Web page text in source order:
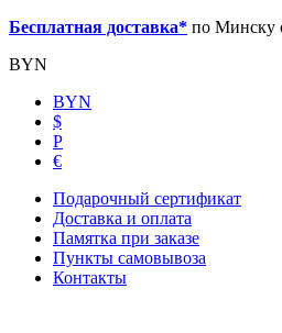
Бесплатная доставка* по Минску
BYN
BYN
$
Р
€
Подарочный сертификат
Доставка и оплата
Памятка при заказе
Пункты самовывоза
Контакты